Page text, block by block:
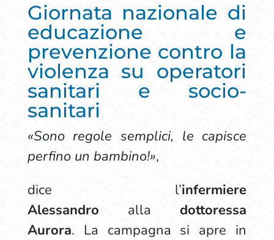
Giornata nazionale di
educazione e
prevenzione contro la
violenza su operatori
sanitari e socio-
sanitari
«Sono regole semplici, le capisce
perfino un bambino!»,
dice l’infermiere
Alessandro alladottoressa
Aurora. La campagna si apre in